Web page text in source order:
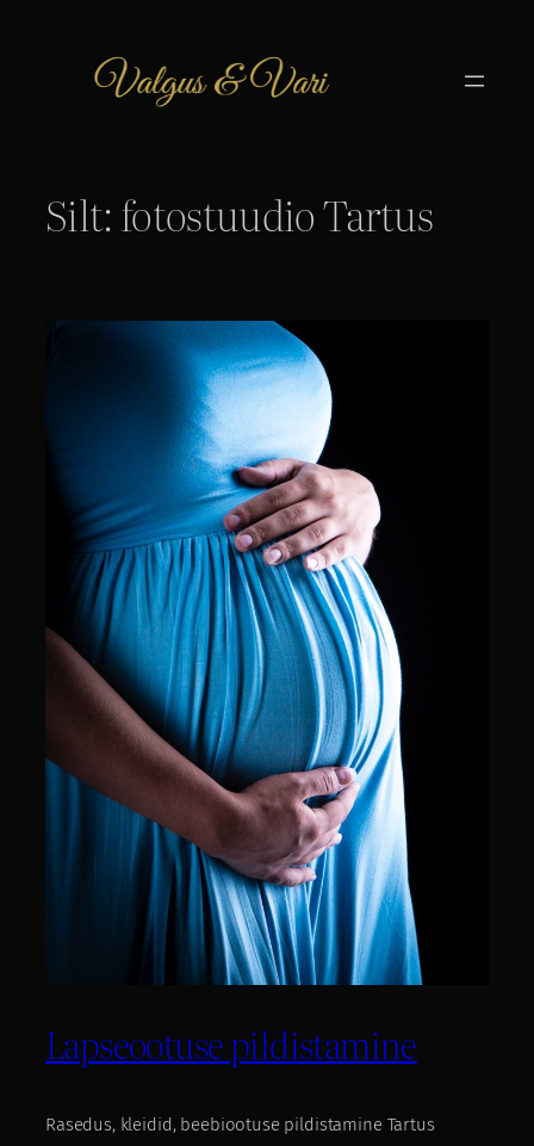
Silt:fotostuudio Tartus
Lapseootuse pildistamine
Rasedus, kleidid, beebiootuse pildistamine Tartus